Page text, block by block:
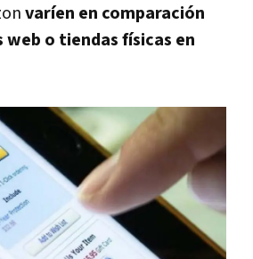
varíen en comparación
o tiendas físicas en